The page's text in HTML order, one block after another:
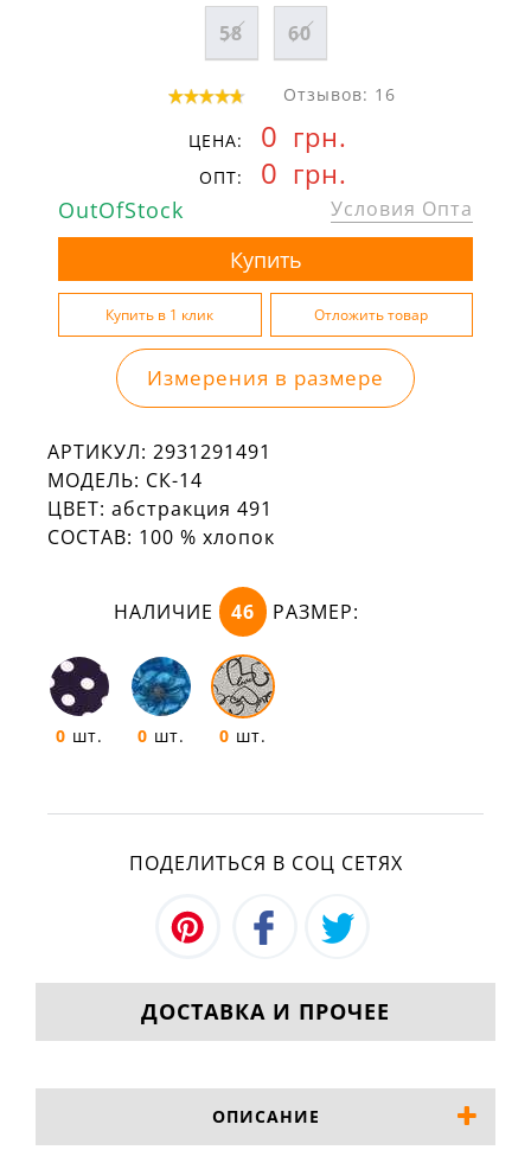
58 60
Отзывов: 16
ЦЕНА: 0 грн.
ОПТ: 0 грн.
OutOfStock Условия Опта
Измерения в размере
АРТИКУЛ: 2931291491
МОДЕЛЬ: СК-14
ЦВЕТ: абстракция 491
СОСТАВ: 100 % хлопок
НАЛИЧИЕ 46 РАЗМЕР:
0 шт. 0 шт. 0 шт.
ПОДЕЛИТЬСЯ В СОЦ СЕТЯХ
ДОСТАВКА И ПРОЧЕЕ
ОПИСАНИЕ